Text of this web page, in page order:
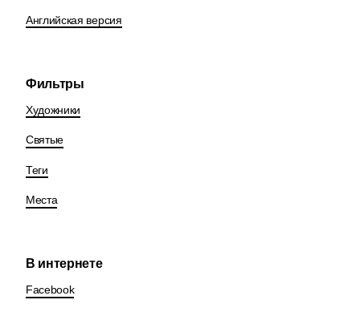
Английская версия
Фильтры
Художники
Святые
Теги
Места
В интернете
Facebook